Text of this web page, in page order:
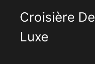
Croisière De
Luxe